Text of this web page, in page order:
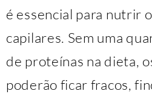
é essencial para nutrir
capilares. Sem uma
de proteínas na dieta,
poderão ficar fracos,